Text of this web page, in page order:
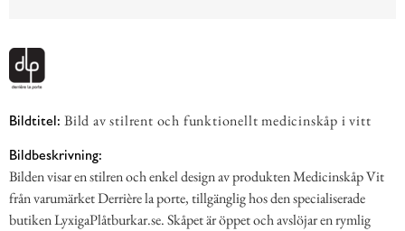
Bildtitel: Bild av stilrent och funktionellt medicinskåp i vitt
Bildbeskrivning:
Bilden visar en stilren och enkel design av produkten Medicinskåp Vit
från varumärket Derrière la porte, tillgänglig hos den specialiserade
butiken LyxigaPlåtburkar.se. Skåpet är öppet och avslöjar en rymlig